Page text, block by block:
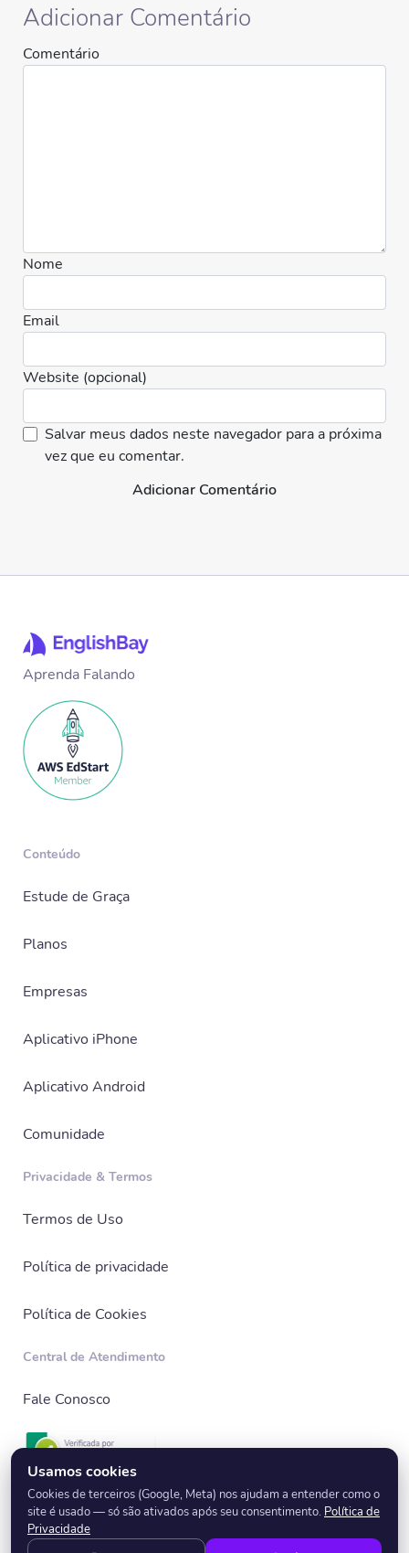
Adicionar Comentário
Comentário
Nome
Email
Website (opcional)
Salvar meus dados neste navegador para a próxima
vez que eu comentar.
Adicionar Comentário
Aprenda Falando
Conteúdo
Estude de Graça
Planos
Empresas
Aplicativo iPhone
Aplicativo Android
Comunidade
Privacidade & Termos
Termos de Uso
Política de privacidade
Política de Cookies
Central de Atendimento
Fale Conosco
© 2026 EnglishBay - Todos os direitos reservados.
CNPJ: 17.518.349/0001-12
Usamos cookies
Cookies de terceiros (Google, Meta) nos ajudam a entender como o
site é usado — só são ativados após seu consentimento. Política de
Privacidade